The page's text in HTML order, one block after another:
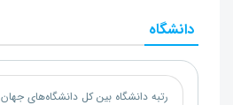
دانشگاه
رتبه دانشگاه بین کل دانشگاه‌های جهان